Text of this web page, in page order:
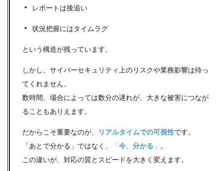
レポートは後追い
状況把握にはタイムラグ
という構造が残っています。
しかし、サイバーセキュリティ上のリスクや業務影響は待っ
てくれません。
数時間、場合によっては数分の遅れが、大きな被害につなが
ることもありえます。
だからこそ重要なのが、 リアルタイムでの可視性です。
「あとで分かる」ではなく、
「今、分かる 」 。
この違いが、対応の質とスピードを大きく変えます。